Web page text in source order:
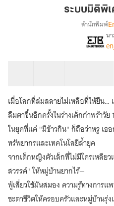
สิ้น
มา
70
พร้อม
ระบบ
มิติ
พิเศษ
เล่ม
16
ระบบมิติพิเ
สิ้น
สำนักพิมพ์
น
เมื่อโลกที่ล่มสลายไม่เหลือที่ให้ยืน
ลืมตาขึ้นอีกครั้งในร่างเด็กกำพร้าวัย
ในยุคที่แค่ "มีข้าวกิน" ก็ถือว่าหรู เธ
ทรัพยากรและเทคโนโลยีล้ำยุค
จากเด็กหญิงตัวเล็กที่ไม่มีใครเหลีย
สวรรค์" ให้หมู่บ้านยากไร้—
ฟู่เสี่ยวใช้มันสมอง ความรู้ทางการ
ชะตาชีวิตให้ครอบครัวและหมู่บ้านรุ่ง